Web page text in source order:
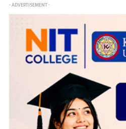
- ADVERTISEMENT -